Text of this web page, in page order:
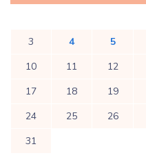
3
4 5
10
11 12
17
18 19
24
25 26
31